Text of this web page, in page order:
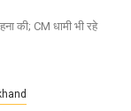
की; CM धामी भी रहे